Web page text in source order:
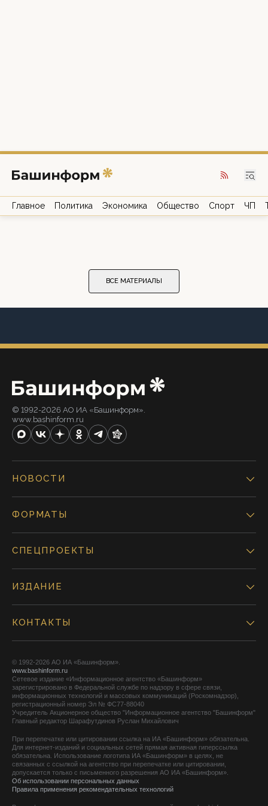
Главное Политика Экономика Общество Спорт ЧП
ВСЕ МАТЕРИАЛЫ
© 1992-2026 АО ИА «Башинформ».
www.bashinform.ru
НОВОСТИ
ФОРМАТЫ
СПЕЦПРОЕКТЫ
ИЗДАНИЕ
КОНТАКТЫ
© 1992-2026 АО ИА «Башинформ».
www.bashinform.ru
Сетевое издание «Информационное агентство «Башинформ»
зарегистрировано в Федеральной службе по надзору в сфере связи,
информационных технологий и массовых коммуникаций (Роскомнадзор),
регистрационный номер Эл № ФС77-88040
Учредитель Акционерное общество "Информационное агентство "Башинформ"
Главный редактор Шарафутдинов Руслан Михайлович
При перепечатке или цитировании ссылка на ИА «Башинформ» обязательна.
Для интернет-изданий и социальных сетей прямая активная гиперссылка
обязательна. Использование логотипа ИА «Башинформ» в целях, не
связанных с ссылкой на агентство при перепечатке или цитировании,
допускается только с письменного разрешения АО ИА «Башинформ».
Об использовании персональных данных
Правила применения рекомендательных технологий